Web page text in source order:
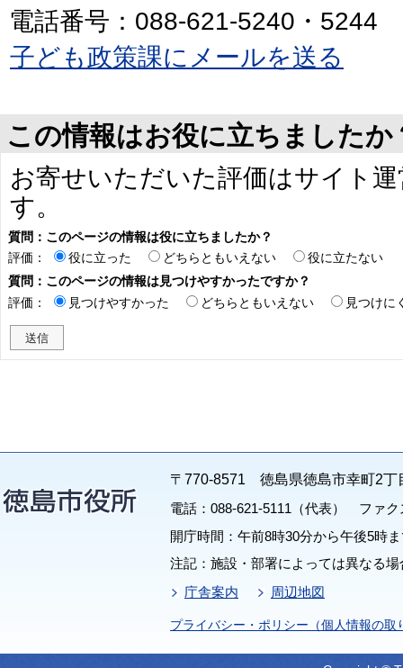
電話番号：088-621-5240・5244
子ども政策課にメールを送る
この情報はお役に立ちましたか
お寄せいただいた評価はサイト
す。
質問：このページの情報は役に立ちましたか？
評価：
役に立った どちらともいえない
役に立たない
質問：このページの情報は見つけやすかったですか？
評価：
見つけやすかった どちらともいえない 見つけに
〒770-8571 徳島県徳島市幸町2丁
電話：088-621-5111（代表） ファク
開庁時間：午前8時30分から午後5時
注記：施設・部署によっては異なる
庁舎案内
周辺地図
プライバシー・ポリシー（個人情報の取